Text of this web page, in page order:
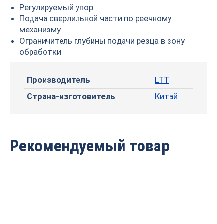
Регулируемый упор
Подача сверлильной части по реечному
механизму
Ограничитель глубины подачи резца в зону
обработки
Производитель
LTT
Страна-изготовитель
Китай
Рекомендуемый товар